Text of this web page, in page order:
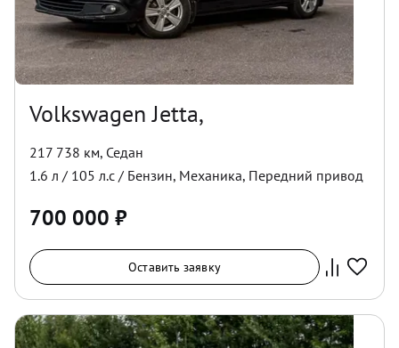
Volkswagen Jetta,
217 738 км, Седан
1.6 л / 105 л.с / Бензин, Механика, Передний привод
700 000 ₽
Оставить заявку